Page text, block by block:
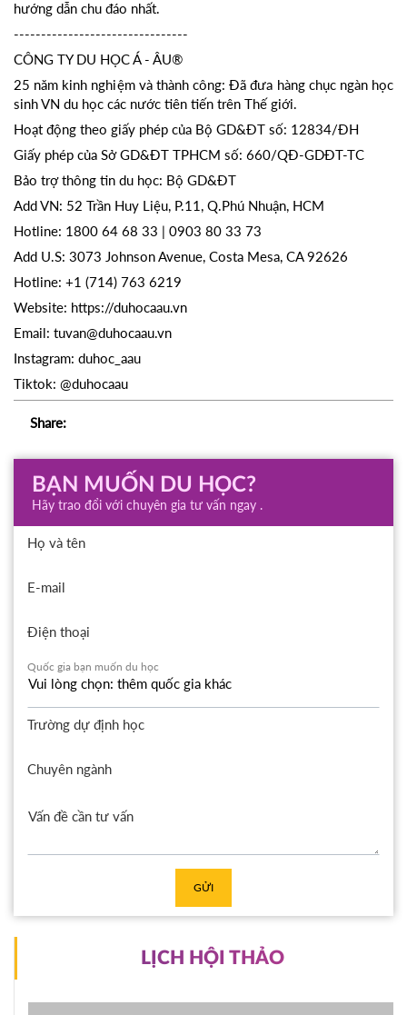
hướng dẫn chu đáo nhất.
--------------------------------
CÔNG TY DU HỌC Á - ÂU®
25 năm kinh nghiệm và thành công: Đã đưa hàng chục ngàn học
sinh VN du học các nước tiên tiến trên Thế giới.
Hoạt động theo giấy phép của Bộ GD&ĐT số: 12834/ĐH
Giấy phép của Sở GD&ĐT TPHCM số: 660/QĐ-GDĐT-TC
Bảo trợ thông tin du học: Bộ GD&ĐT
Add VN: 52 Trần Huy Liệu, P.11, Q.Phú Nhuận, HCM
Hotline: 1800 64 68 33 | 0903 80 33 73
Add U.S: 3073 Johnson Avenue, Costa Mesa, CA 92626
Hotline: +1 (714) 763 6219
Website: https://duhocaau.vn
Email: tuvan@duhocaau.vn
Instagram: duhoc_aau
Tiktok: @duhocaau
Share:
BẠN MUỐN DU HỌC?
Hãy trao đổi với chuyên gia tư vấn ngay .
Họ và tên
E-mail
Điện thoại
Quốc gia bạn muốn du học
Trường dự định học
Chuyên ngành
GỬI
LỊCH HỘI THẢO